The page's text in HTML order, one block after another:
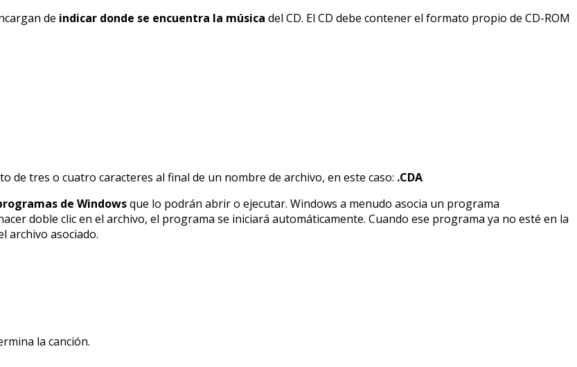
de indicar donde se encuentra la música del CD. El CD debe contener el formato propio de CD-ROM
tres o cuatro caracteres al final de un nombre de archivo, en este caso: .CDA
de Windowsque lo podrán abrir o ejecutar. Windows a menudo asocia un programa
doble clic en el archivo, el programa se iniciará automáticamente. Cuando ese programa ya no esté en la
archivo asociado.
la canción.